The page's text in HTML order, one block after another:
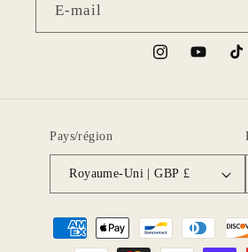
E-mail
InstagramYouTube
Pays/région
Royaume-Uni | GBP £
Moyens